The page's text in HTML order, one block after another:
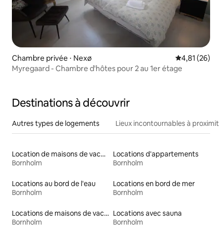
Chambre privée ⋅ Nexø Évaluation
4,81 (26)
Myregaard - Chambre d'hôtes pour 2 au 1er étage
Destinations à découvrir
Autres types de logements Lieux incontournables à
Location de maisons de vacances
Bornholm
Locations d'appartements
Bornholm
Locations au bord de l'eau
Bornholm
Locations en bord de mer
Bornholm
Locations de maisons de vacances
Bornholm
Locations avec sauna
Bornholm